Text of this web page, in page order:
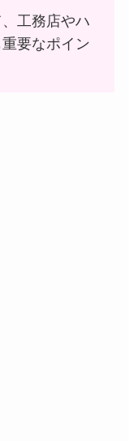
工務店やハ
要なポイン